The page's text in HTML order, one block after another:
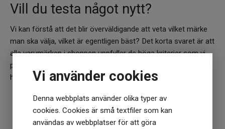
Vi använder cookies
Denna webbplats använder olika typer av
cookies. Cookies är små textfiler som kan
användas av webbplatser för att göra
Vill du testa något nytt?
Vi kan förstå att det blir överväldigande att veta vilket märke
man ska välja, vilket är egentligen bäst? Det korta svaret är att
alla varumärken i shoppen uppfyller de höga kriterier som vi
på Jakobs Apotek har. Fortfarande osäker? Kontakta oss så
hjälper vi dig!
Kontakta vår kundtjänst